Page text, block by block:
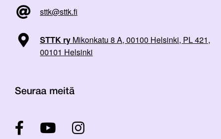
sttk@sttk.fi
STTK ry Mikonkatu 8 A, 00100 Helsinki, PL 421,
00101 Helsinki
Seuraa meitä